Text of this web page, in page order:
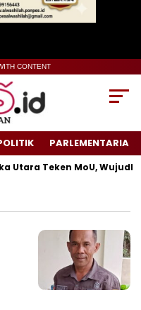
CONTENT
PARLEMENTARIA
Utara Teken MoU,